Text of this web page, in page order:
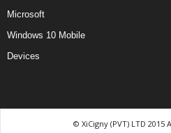
Microsoft
Windows 10 Mobile
Devices
© XiCigny (PVT) LTD 2015